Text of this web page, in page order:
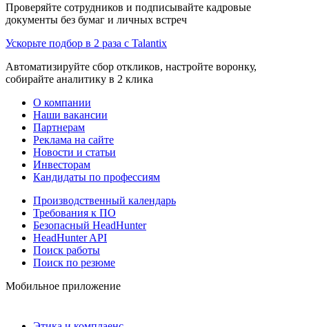
Проверяйте сотрудников и подписывайте кадровые
документы без бумаг и личных встреч
Ускорьте подбор в 2 раза с Talantix
Автоматизируйте сбор откликов, настройте воронку,
собирайте аналитику в 2 клика
О компании
Наши вакансии
Партнерам
Реклама на сайте
Новости и статьи
Инвесторам
Кандидаты по профессиям
Производственный календарь
Требования к ПО
Безопасный HeadHunter
HeadHunter API
Поиск работы
Поиск по резюме
Мобильное приложение